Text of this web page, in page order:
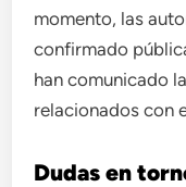
momento, las
confirmado
han comunicado
relacionados con
Dudas en